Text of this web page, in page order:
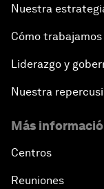
Nuestra
Cómo trabajamos
Liderazgo y
Nuestra
Más
Centros
Reuniones